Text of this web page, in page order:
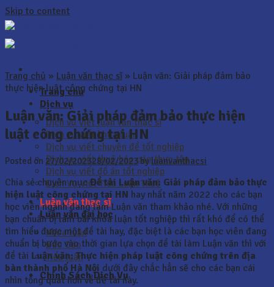
Skip to content
Trang chủ
Dịch vụ
Dịch vụ viết luận văn thạc sĩ
Dịch vụ viết khóa luận
Dịch vụ viết chuyên đề tốt nghiệp
Dịch vụ viết thuê báo cáo thực tập
Dịch vụ viết đồ án tốt nghiệp
Dịch Vụ Viết Tiểu Luận Thuê
Luận văn thạc sĩ
Luận văn đại học
Khóa luận
Báo Cáo
Tiểu luận
Chính Sách Dịch Vụ
Trang chủ » Luận văn thạc sĩ» Luận văn: Giải pháp đảm bảo
thực hiện luật công chứng tại HN
Luận văn: Giải pháp đảm bảo thực hiện
luật công chứng tại HN
Posted on 27/02/202328/02/2023byluanvanthacsi
Chia sẻ chuyên mụcĐề tài Luận văn: Giải pháp đảm bảo thực
hiện luật công chứng tại HN hay nhất năm 2022 cho các bạn
học viên ngành đang làm Luận văn tham khảo nhé. Với những
bạn chuẩn bị làm bài khóa luận tốt nghiệp thì rất khó để có thể
tìm hiểu được một đề tài hay, đặc biệt là các bạn học viên đang
chuẩn bị bước vào thời gian lựa chọn đề tài làm Luận văn thì với
đề tài Luận văn:Thực hiện pháp luật công chứng trên địa
bàn thành phố Hà Nội dưới đây chắc hẳn sẽ cho các bạn cái
nhìn tổng quát hơn về đề tài này.